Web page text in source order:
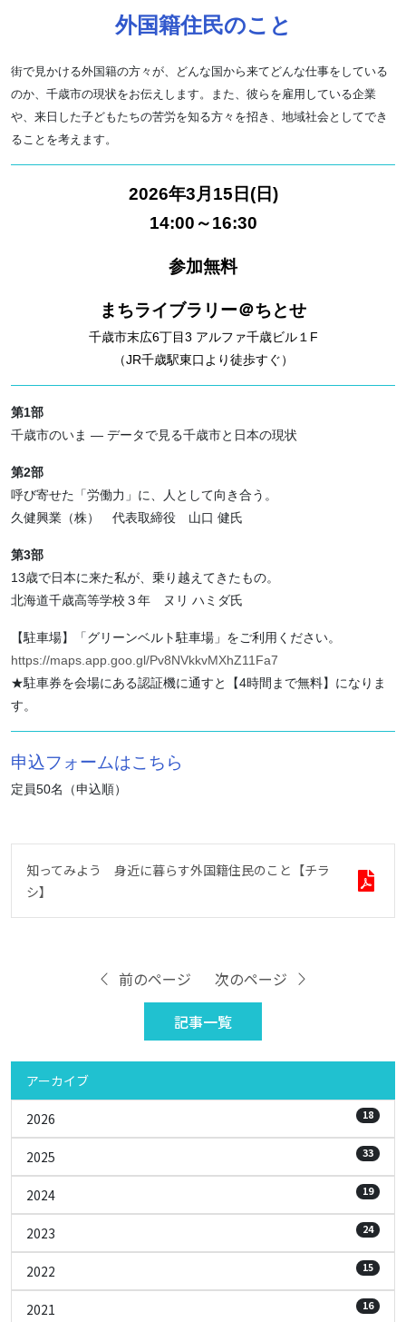
外国籍住民のこと
街で見かける外国籍の方々が、どんな国から来てどんな仕事をしている
のか、千歳市の現状をお伝えします。また、彼らを雇用している企業
や、来日した子どもたちの苦労を知る方々を招 き、地域社会としてでき
ることを考えます。
2026年3月15日(日)
14:00～16:30
参加無料
まちライブラリー＠ちとせ
千歳市末広6丁目3 アルファ千歳ビル１F
（JR千歳駅東口より徒歩すぐ）
第1部
千歳市のいま — データで見る千歳市と日本の現状
第2部
呼び寄せた「労働力」に、人として向き合う。
久健興業（株） 代表取締役 山口 健氏
第3部
13歳で日本に来た私が、乗り越えてきたもの。
北海道千歳高等学校３年 ヌリ ハミダ氏
【駐車場】
「グリーンベルト駐車場」をご利用ください。
https://maps.app.goo.gl/Pv8NVkkvMXhZ11Fa7
★駐車券を会場にある認証機に通すと【4時間まで無料】になりま
す。
申込フォームはこちら
定員50名（申込順）
知ってみよう 身近に暮らす外国籍住民のこと【チラ
シ】
前のページ
記事一覧
次のページ
アーカイブ
2026 18
2025 33
2024 19
2023 24
2022 15
2021 16